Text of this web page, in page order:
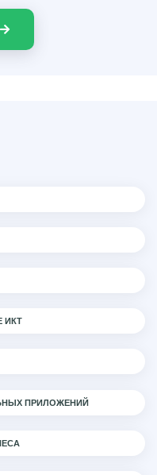
ИКТ
ПРИЛОЖЕНИЙ